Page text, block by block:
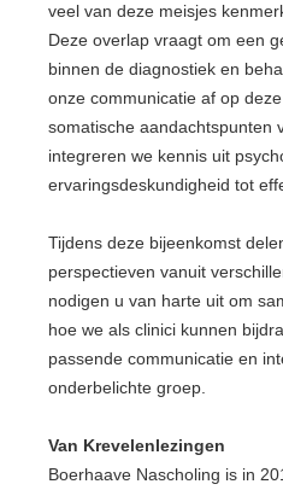
veel van deze meisjes
Deze overlap vraagt om een
binnen de diagnostiek en
onze communicatie af op
somatische aandachtspunten
integreren we kennis uit
ervaringsdeskundigheid tot
Tijdens deze bijeenkomst
perspectieven vanuit
nodigen u van harte uit om
hoe we als clinici kunnen
passende communicatie en
onderbelichte groep.
Van Krevelenlezingen
Boerhaave Nascholing is in